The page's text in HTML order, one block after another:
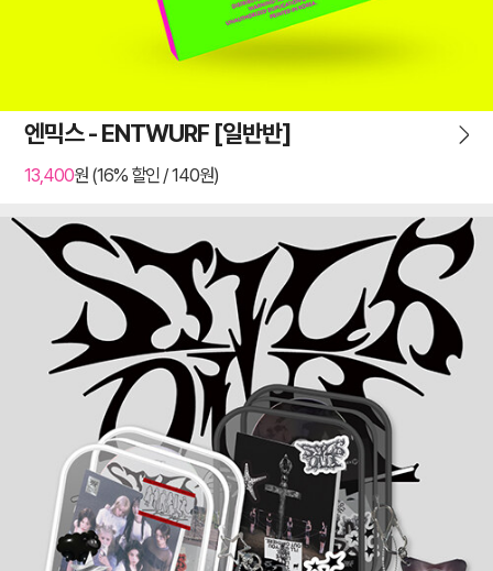
엔믹스 - ENTWURF [일반반]
13,400원 (16% 할인 / 140원)